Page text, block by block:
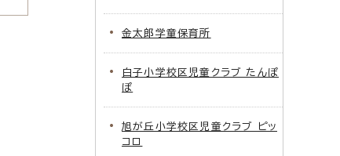
金太郎学童保育所
白子小学校区児童クラブ たんぽ
ぽ
旭が丘小学校区児童クラブ ピッ
コロ